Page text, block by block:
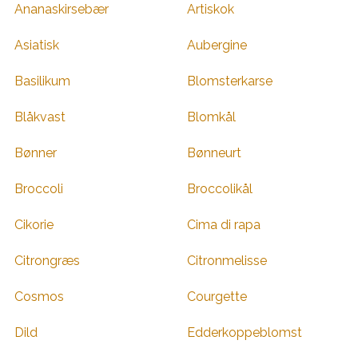
Ananaskirsebær Artiskok
Asiatisk Aubergine
Basilikum Blomsterkarse
Blåkvast Blomkål
Bønner Bønneurt
Broccoli Broccolikål
Cikorie Cima di rapa
Citrongræs Citronmelisse
Cosmos Courgette
Dild Edderkoppeblomst